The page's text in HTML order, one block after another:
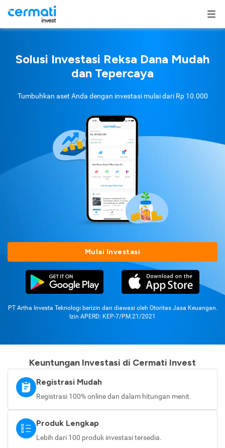
Solusi Investasi Reksa Dana Mudah
dan Tepercaya
Tumbuhkan aset Anda dengan investasi mulai dari Rp 10.000
Mulai Investasi
PT Artha Investa Teknologi berizin dan diawasi oleh Otoritas Jasa Keuangan.
Izin APERD: KEP-7/PM.21/2021
Keuntungan Investasi di Cermati Invest
Registrasi Mudah
Registrasi 100% online dan dalam hitungan menit.
Produk Lengkap
Lebih dari 100 produk investasi tersedia.